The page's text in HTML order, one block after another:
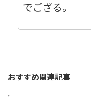
でござる。
おすすめ関連記事